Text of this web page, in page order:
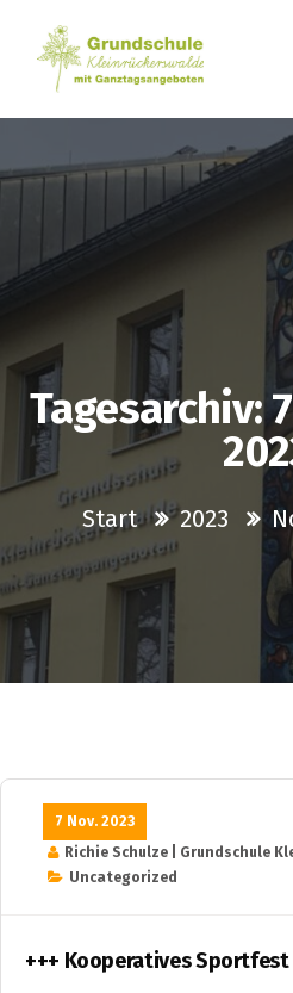
Inhalt
springen
Tagesarchiv:
Start 2023
7 Nov. 2023
Richie Schulze | Grundschule
Uncategorized
+++ Kooperatives Sportfest